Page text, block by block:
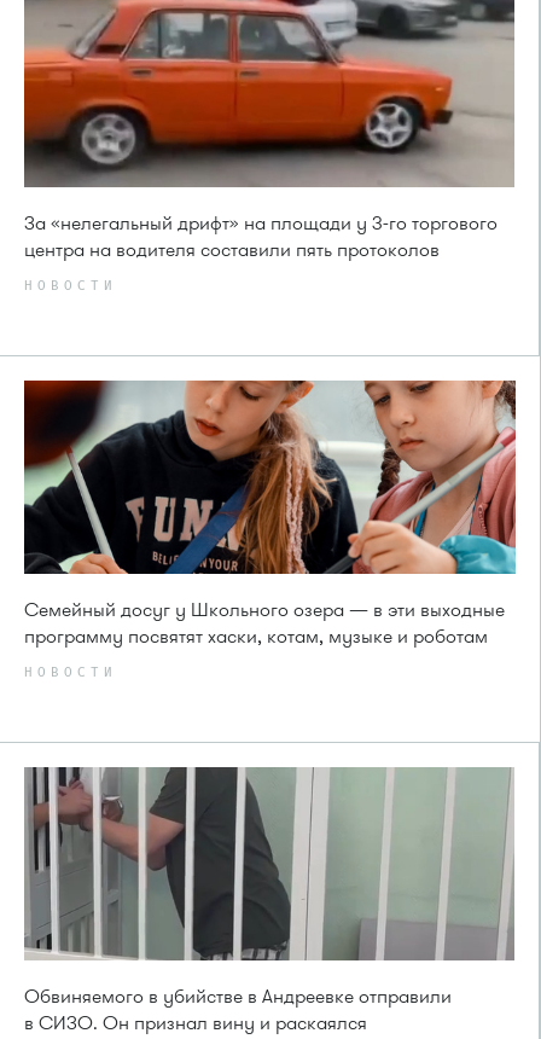
За «нелегальный дрифт» на площади у 3-го торгового
центра на водителя составили пять протоколов
НОВОСТИ
Семейный досуг у Школьного озера — в эти выходные
программу посвятят хаски, котам, музыке и роботам
НОВОСТИ
Обвиняемого в убийстве в Андреевке отправили
в СИЗО. Он признал вину и раскаялся